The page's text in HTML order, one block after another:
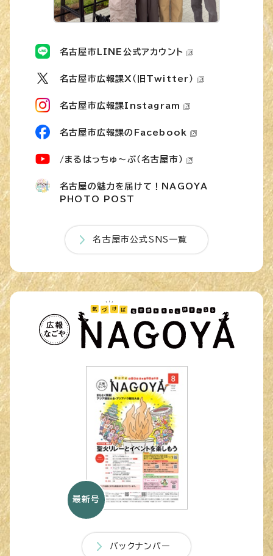
名古屋市LINE公式アカウント
名古屋市広報課X（旧Twitter）
名古屋市広報課Instagram
名古屋市広報課のFacebook
/まるはっちゅ～ぶ（名古屋市）
名古屋の魅力を届けて！NAGOYA
PHOTO POST
名古屋市公式SNS一覧
最新号
バックナンバー